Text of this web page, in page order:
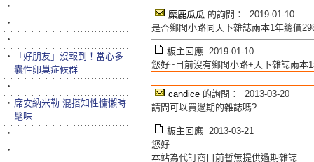
糜鹿瓜瓜 的詢問： 2019-01-10
是否鄉間小路同天下雜誌兩本1年總價
板主回應 2019-01-10
您好~目前沒有鄉間小路+天下雜誌兩本
candice 的詢問： 2013-03-20
請問可以買過期的雜誌嗎?
板主回應 2013-03-21
您好
本站為代訂商目前暫無提供過期雜誌
‧
‧
‧
‧
「好朋友」沒報到！當心多
囊性卵巢症候群
‧
‧ 席安納米勒 混搭知性慵懶時
髦味
‧
‧